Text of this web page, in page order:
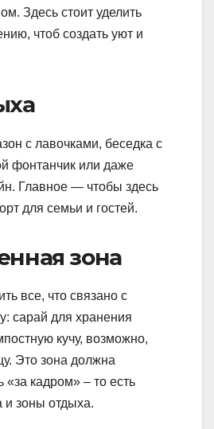
Здесь стоит уделить
чтоб создать уют и
с лавочками, беседка с
фонтанчик или даже
Главное — чтобы здесь
для семьи и гостей.
зона
все, что связано с
сарай для хранения
кучу, возможно,
Это зона должна
кадром» – то есть
и зоны отдыха.